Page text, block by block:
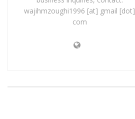
wajihmzoughi1996 [at] gmail [dot]
com